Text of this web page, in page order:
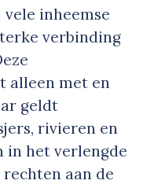
inheemse
verbinding
alleen met en
geldt
rivieren en
in het verlengde
rechten aan de